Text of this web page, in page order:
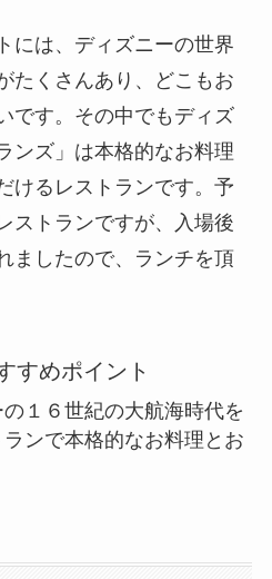
には、ディズニーの世界
たくさんあり、どこもお
です。その中でもディズ
ンズ」は本格的なお料理
けるレストランです。予
ストランですが、入場後
ましたので、ランチを頂
すめポイント
１６世紀の大航海時代を
ンで本格的なお料理とお